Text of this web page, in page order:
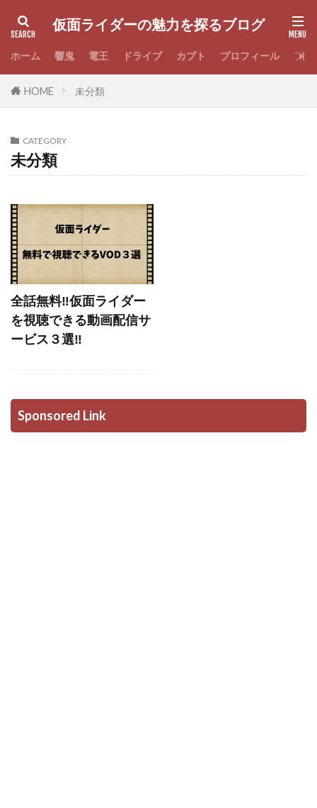
仮面ライダーの魅力を探るブログ
ホーム 響鬼 電王 ドライブ カブト プロフィール プラ
HOME 未分類
CATEGORY
未分類
全話無料‼仮面ライダー
を視聴できる動画配信サ
ービス３選‼
Sponsored Link